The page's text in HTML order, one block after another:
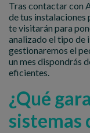
Tras contactar con
de tus instalaciones
te visitarán para
analizado el tipo de
gestionaremos el
un mes dispondrás
eficientes.
¿Qué
sistemas